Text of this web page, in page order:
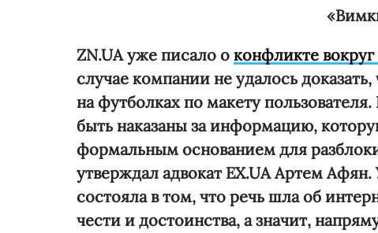
ZN.UA уже писало о конфликте
случае компании не удалось доказать,
на футболках по макету
быть наказаны за информацию,
формальным основанием для
утверждал адвокат EX.UA Артем
состояла в том, что речь шла об
чести и достоинства, а значит,